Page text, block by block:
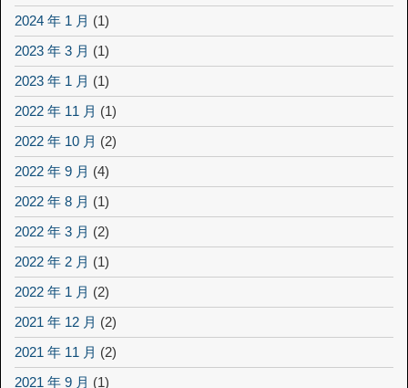
2024 年 1 月 (1)
2023 年 3 月 (1)
2023 年 1 月 (1)
2022 年 11 月 (1)
2022 年 10 月 (2)
2022 年 9 月 (4)
2022 年 8 月 (1)
2022 年 3 月 (2)
2022 年 2 月 (1)
2022 年 1 月 (2)
2021 年 12 月 (2)
2021 年 11 月 (2)
2021 年 9 月 (1)